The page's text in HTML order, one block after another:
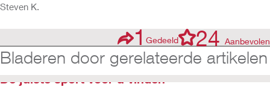
Steven K.
1Gedeeld 24 Aanbevolen
Bladeren door gerelateerde artikelen
De juiste sport voor u vinden